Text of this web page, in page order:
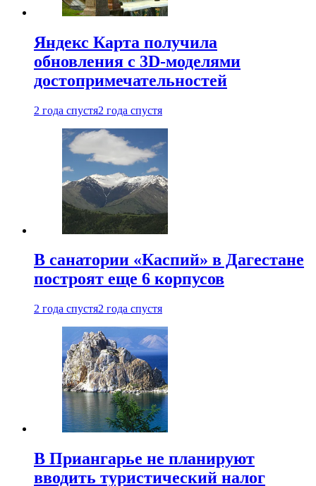
Яндекс Карта получила
обновления с 3D-моделями
достопримечательностей
2 года спустя2 года спустя
В санатории «Каспий» в Дагестане
построят еще 6 корпусов
2 года спустя2 года спустя
В Приангарье не планируют
вводить туристический налог